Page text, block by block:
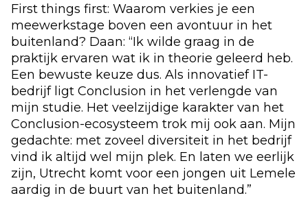
First things first: Waarom verkies je een
meewerkstage boven een avontuur in het
buitenland? Daan: “Ik wilde graag in de
praktijk ervaren wat ik in theorie geleerd heb.
Een bewuste keuze dus. Als innovatief IT-
bedrijf ligt Conclusion in het verlengde van
mijn studie. Het veelzijdige karakter van het
Conclusion-ecosysteem trok mij ook aan. Mijn
gedachte: met zoveel diversiteit in het bedrijf
vind ik altijd wel mijn plek. En laten we eerlijk
zijn, Utrecht komt voor een jongen uit Lemele
aardig in de buurt van het buitenland.”